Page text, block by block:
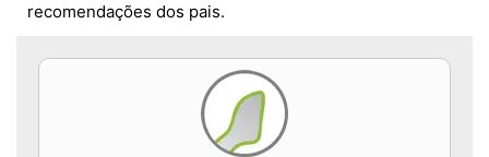
recomendações dos pais.